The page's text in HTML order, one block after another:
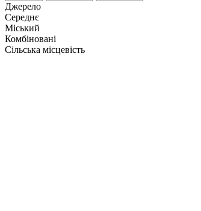
Джерело
Середнє
Міський
Комбіновані
Сільська місцевість